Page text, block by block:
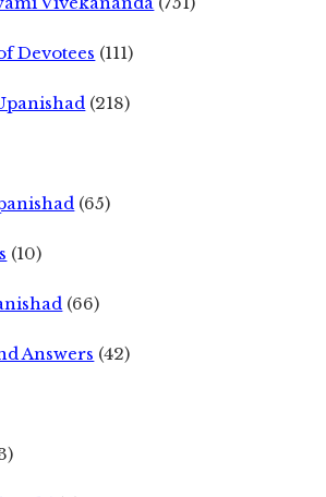
Devotees (111)
(218)
(65)
(10)
(66)
Answers (42)